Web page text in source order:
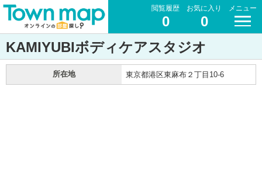
閲覧履歴
0
お気に入り
0
メニュー
KAMIYUBIボディケアスタジオ
所在地 東京都港区東麻布２丁目10-6